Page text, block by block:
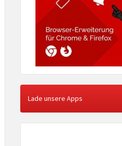
Lade unsere Apps